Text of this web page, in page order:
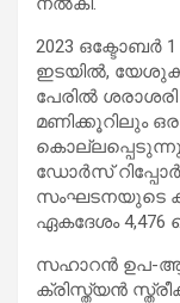
2023 ഒക്ടോബർ
ഇടയിൽ,
പേരിൽ
മണിക്കൂറിലും
ഡോർസ്
സംഘടനയുടെ
ഏകദേശം
സഹാറൻ ഉപ-
ക്രിസ്ത്യൻ